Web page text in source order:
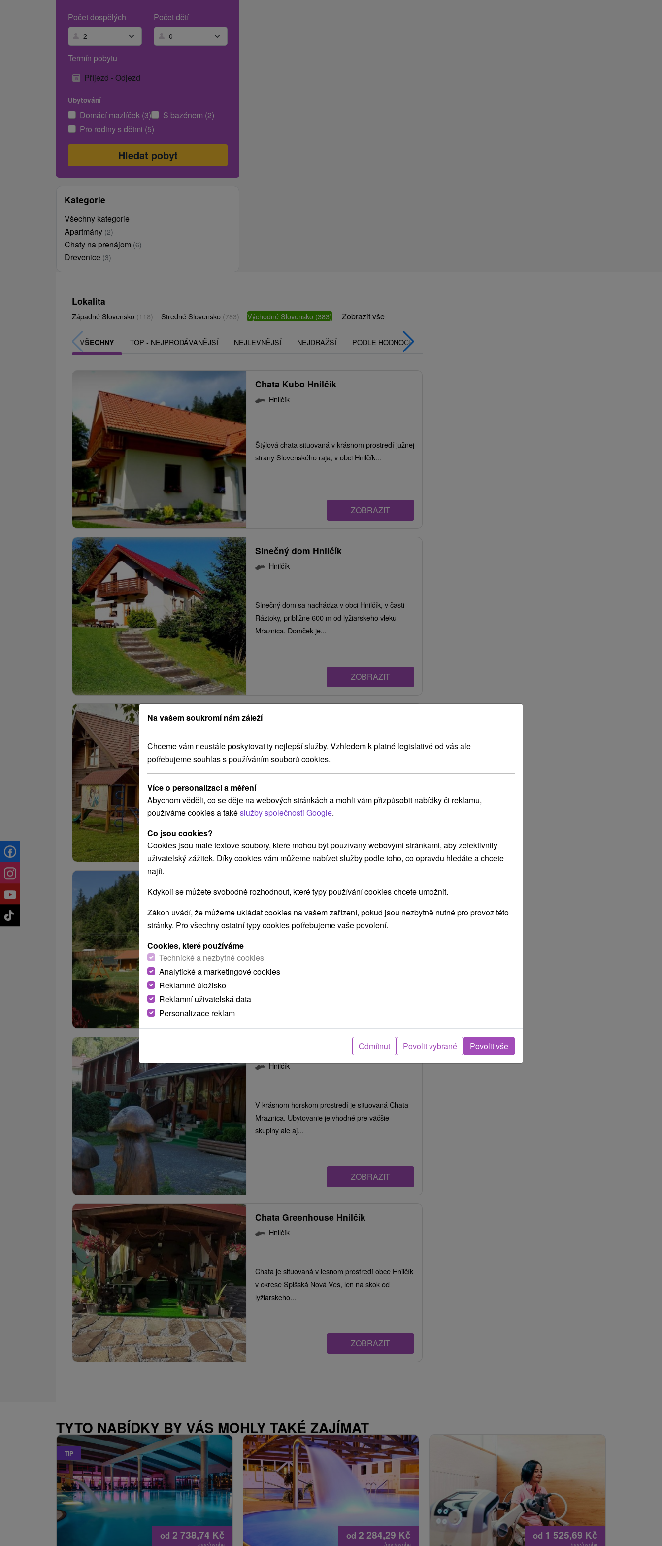
Počet dospělých
Počet dětí
Termín pobytu
Příjezd - Odjezd
Ubytování
Domácí mazlíček (3)
S bazénem (2)
Pro rodiny s dětmi (5)
Kategorie
Všechny kategorie
Apartmány (2)
Chaty na prenájom (6)
Drevenice (3)
Lokalita
Západné Slovensko (118) Stredné Slovensko (783) Východné Slovensko (383) Zobrazit vše
VŠECHNY TOP - NEJPRODÁVANĚJŠÍ NEJLEVNĚJŠÍ NEJDRAŽŠÍ PODLE HODNOCENÍ
Chata Kubo Hnilčík
Hnilčík
Štýlová chata situovaná v krásnom prostredí južnej
strany Slovenského raja, v obci Hnilčík...
ZOBRAZIT
Slnečný dom Hnilčík
Hnilčík
Slnečný dom sa nachádza v obci Hnilčík, v časti
Ráztoky, približne 600 m od lyžiarskeho vleku
Mraznica. Domček je...
ZOBRAZIT
Zrub Bindt Hnilčík
Hnilčík
Novopostavená chata je situovaná do krásneho
prostredia obce Hnilčík. Disponuje veľkými izbami
a komfortom...
ZOBRAZIT
je situovaná Chata Lenka, ktorá je...
Hnilčík
V krásnom horskom prostredí je situovaná Chata
Mraznica. Ubytovanie je vhodné pre väčšie
skupiny ale aj...
ZOBRAZIT
Chata Greenhouse Hnilčík
Hnilčík
Chata je situovaná v lesnom prostredí obce Hnilčík
v okrese Spišská Nová Ves, len na skok od
lyžiarskeho...
ZOBRAZIT
TYTO NABÍDKY BY VÁS MOHLY TAKÉ ZAJÍMAT
TIP
od 2 738,74 Kč
/noc/osoba
od 2 284,29 Kč
/noc/osoba
od 1 525,69 Kč
/noc/osoba
Na vašem soukromí nám záleží
Chceme vám neustále poskytovat ty nejlepší služby. Vzhledem k platné legislativě od vás ale
potřebujeme souhlas s používáním souborů cookies.
Více o personalizaci a měření
Abychom věděli, co se děje na webových stránkách a mohli vám přizpůsobit nabídky či reklamu,
používáme cookies a takéslužby společnosti Google.
Co jsou cookies?
Cookies jsou malé textové soubory, které mohou být používány webovými stránkami, aby zefektivnily
uživatelský zážitek. Díky cookies vám můžeme nabízet služby podle toho, co opravdu hledáte a chcete
najít.
Kdykoli se můžete svobodně rozhodnout, které typy používání cookies chcete umožnit.
Zákon uvádí, že můžeme ukládat cookies na vašem zařízení, pokud jsou nezbytně nutné pro provoz této
stránky. Pro všechny ostatní typy cookies potřebujeme vaše povolení.
Cookies, které používáme
Technické a nezbytné cookies
Analytické a marketingové cookies
Reklamné úložisko
Reklamní uživatelská data
Personalizace reklam
Odmítnut Povolit vybrané Povolit vše